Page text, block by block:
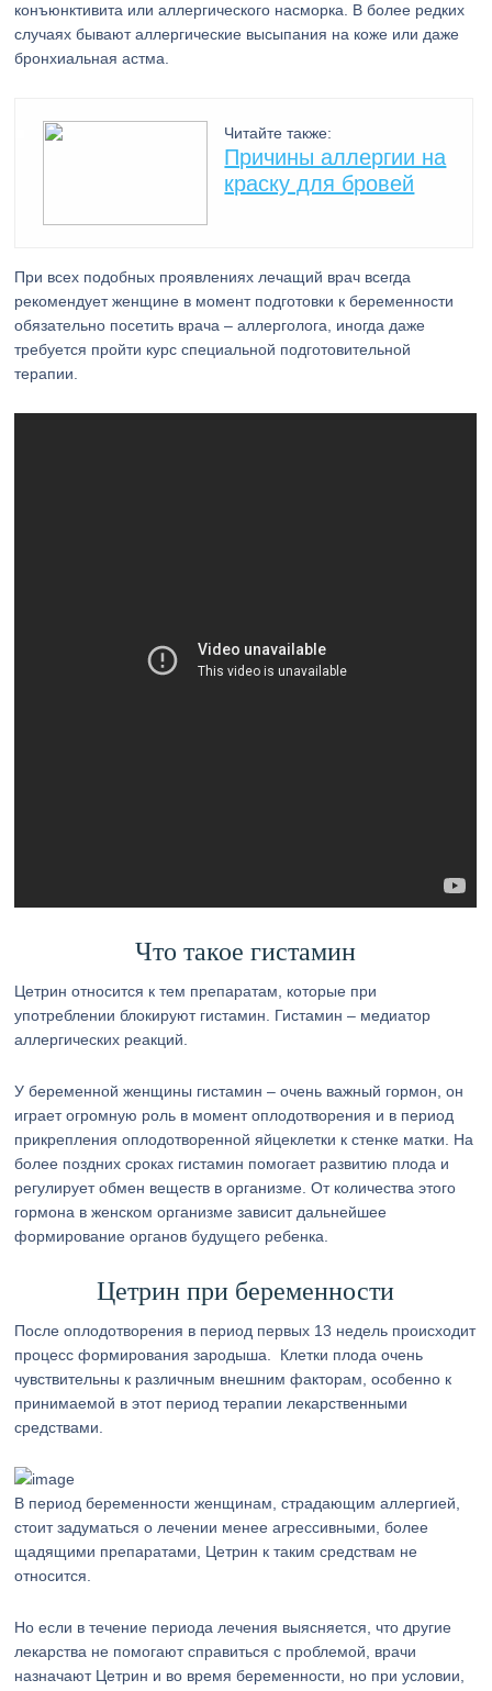
конъюнктивита или аллергического насморка. В более редких
случаях бывают аллергические высыпания на коже или даже
бронхиальная астма.
Читайте также:
Причины аллергии на
краску для бровей
При всех подобных проявлениях лечащий врач всегда
рекомендует женщине в момент подготовки к беременности
обязательно посетить врача – аллерголога, иногда даже
требуется пройти курс специальной подготовительной
терапии.
Что такое гистамин
Цетрин относится к тем препаратам, которые при
употреблении блокируют гистамин. Гистамин – медиатор
аллергических реакций.
У беременной женщины гистамин – очень важный гормон, он
играет огромную роль в момент оплодотворения и в период
прикрепления оплодотворенной яйцеклетки к стенке матки. На
более поздних сроках гистамин помогает развитию плода и
регулирует обмен веществ в организме. От количества этого
гормона в женском организме зависит дальнейшее
формирование органов будущего ребенка.
Цетрин при беременности
После оплодотворения в период первых 13 недель происходит
процесс формирования зародыша. Клетки плода очень
чувствительны к различным внешним факторам, особенно к
принимаемой в этот период терапии лекарственными
средствами.
В период беременности женщинам, страдающим аллергией,
стоит задуматься о лечении менее агрессивными, более
щадящими препаратами, Цетрин к таким средствам не
относится.
Но если в течение периода лечения выясняется, что другие
лекарства не помогают справиться с проблемой, врачи
назначают Цетрин и во время беременности, но при условии,